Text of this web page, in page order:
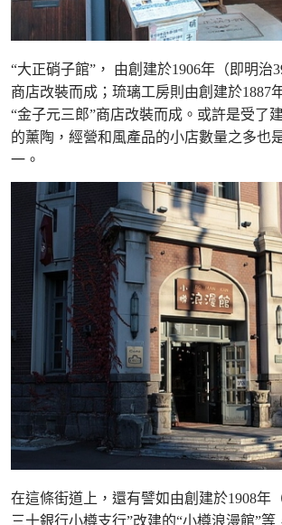
“大正硝子館”， 由創建於1906年（即明治
商店改裝而成；琉璃工房則由創建於1887
“金子元三郎”商店改裝而成。或許是受了
的薰陶，經營和風產品的小店數量之多也
一。
在這條街道上，還有譬如由創建於1908年
三十銀行小樽支行”改建的“小樽浪漫館”